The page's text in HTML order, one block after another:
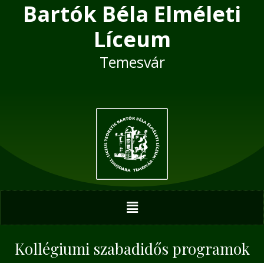
Bartók Béla Elméleti
Líceum
Temesvár
Menu
Kollégiumi szabadidős programok
Post
navigation